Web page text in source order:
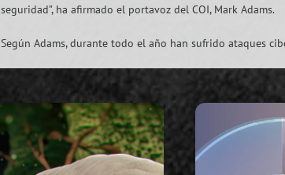
seguridad”, ha afirmado el portavoz del COI, Mark Adams.
Según Adams, durante todo el año han sufrido ataques